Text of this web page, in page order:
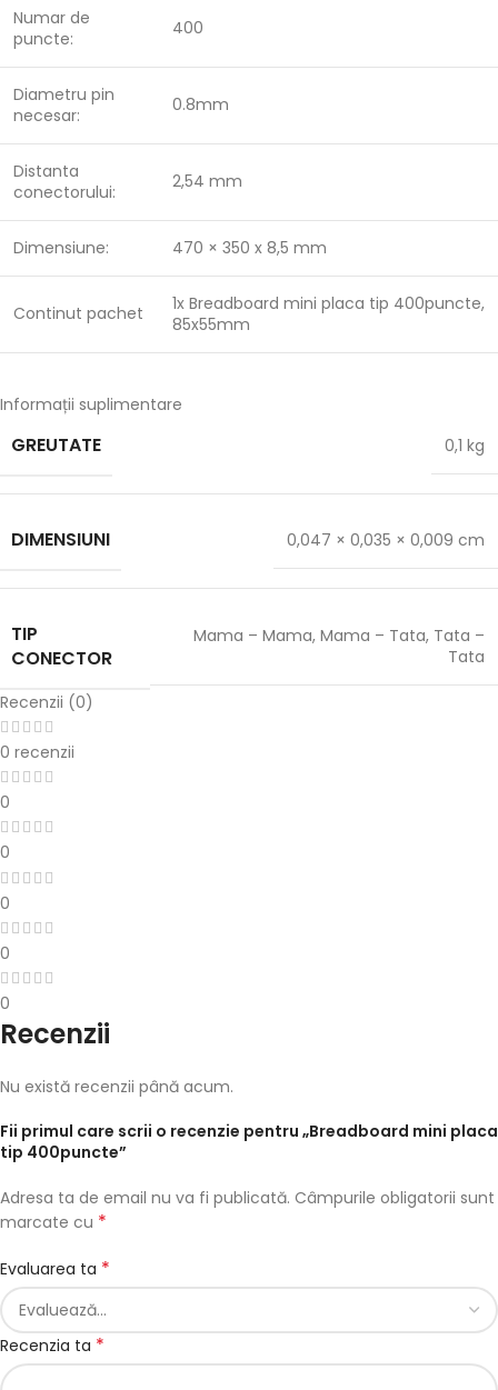
Numar de
puncte:
400
Diametru pin
necesar:
0.8mm
Distanta
conectorului:
2,54 mm
Dimensiune: 470 × 350 x 8,5 mm
Continut pachet
1x Breadboard mini placa tip 400puncte,
85x55mm
Informații suplimentare
GREUTATE 0,1 kg
DIMENSIUNI 0,047 × 0,035 × 0,009 cm
TIP
CONECTOR
Mama – Mama, Mama – Tata, Tata –
Tata
Recenzii (0)
0 recenzii
0
0
0
0
0
Recenzii
Nu există recenzii până acum.
Fii primul care scrii o recenzie pentru „Breadboard mini placa
tip 400puncte”
Adresa ta de email nu va fi publicată. Câmpurile obligatorii sunt
marcate cu *
Evaluarea ta *
Recenzia ta *